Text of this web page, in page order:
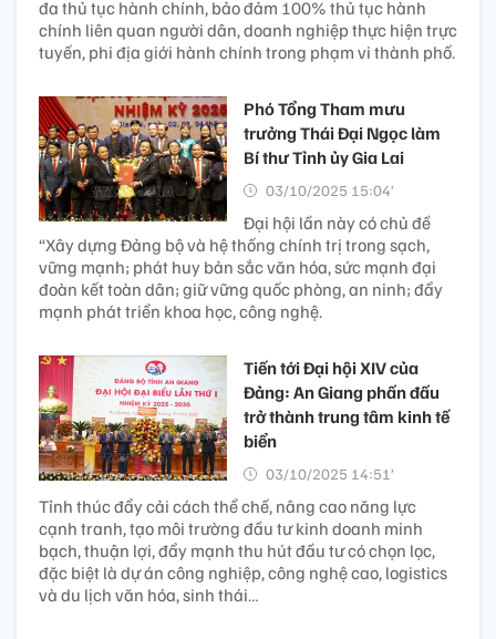
đa thủ tục hành chính, bảo đảm 100% thủ tục hành
chính liên quan người dân, doanh nghiệp thực hiện trực
tuyến, phi địa giới hành chính trong phạm vi thành phố.
Phó Tổng Tham mưu
trưởng Thái Đại Ngọc làm
Bí thư Tỉnh ủy Gia Lai
03/10/2025 15:04’
Đại hội lần này có chủ đề
“Xây dựng Đảng bộ và hệ thống chính trị trong sạch,
vững mạnh; phát huy bản sắc văn hóa, sức mạnh đại
đoàn kết toàn dân; giữ vững quốc phòng, an ninh; đẩy
mạnh phát triển khoa học, công nghệ.
Tiến tới Đại hội XIV của
Đảng: An Giang phấn đấu
trở thành trung tâm kinh tế
biển
03/10/2025 14:51’
Tỉnh thúc đẩy cải cách thể chế, nâng cao năng lực
cạnh tranh, tạo môi trường đầu tư kinh doanh minh
bạch, thuận lợi, đẩy mạnh thu hút đầu tư có chọn lọc,
đặc biệt là dự án công nghiệp, công nghệ cao, logistics
và du lịch văn hóa, sinh thái…